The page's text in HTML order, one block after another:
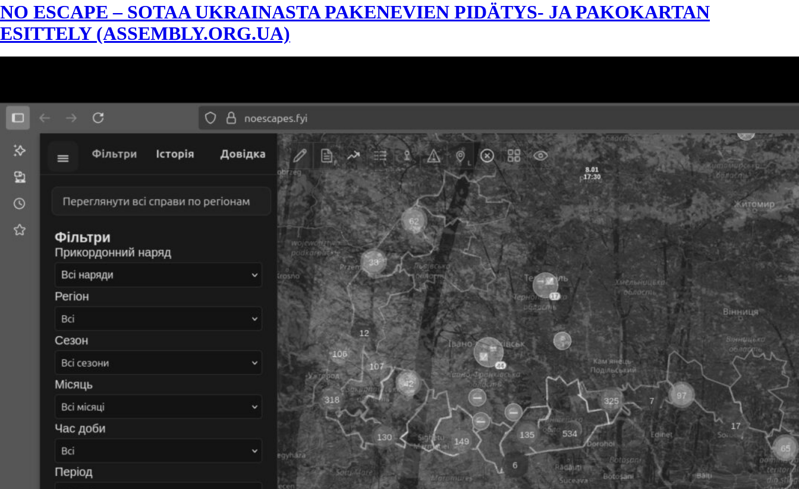
NO ESCAPE – SOTAA UKRAINASTA PAKENEVIEN PIDÄTYS- JA PAKOKARTAN
ESITTELY (ASSEMBLY.ORG.UA)